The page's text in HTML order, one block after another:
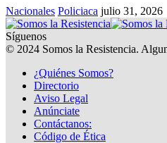
Nacionales Policiaca julio 31, 2026
Síguenos
© 2024 Somos la Resistencia.
¿Quiénes Somos?
Directorio
Aviso Legal
Anúnciate
Contáctanos:
Código de Ética